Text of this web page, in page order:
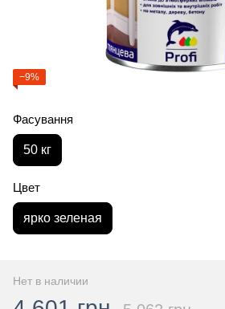
−9%
Фасування
50 кг
Цвет
ярко зеленая
Нет в наличии